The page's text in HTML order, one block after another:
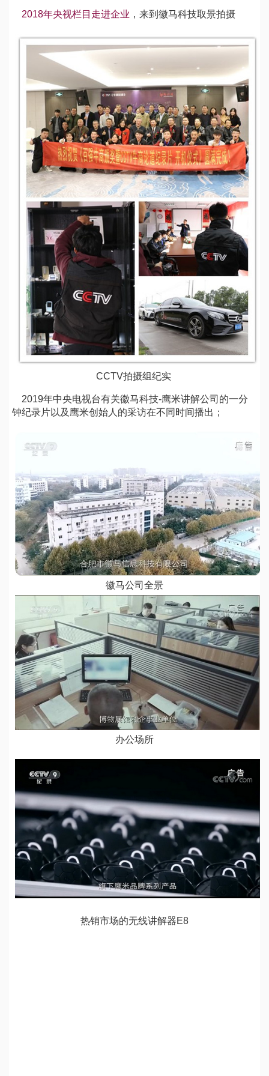
2018年央视栏目走进企业 ，来到徽马科技取景拍摄
CCTV拍摄组纪实
2019年中央电视台有关徽马科技-鹰米讲解公司的一分
钟纪录片以及鹰米创始人的采访在不同时间播出；
徽马公司全景
办公场所
热销市场的无线讲解器E8